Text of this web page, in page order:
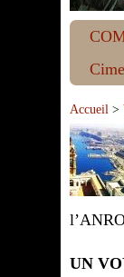
Accueil >
UN